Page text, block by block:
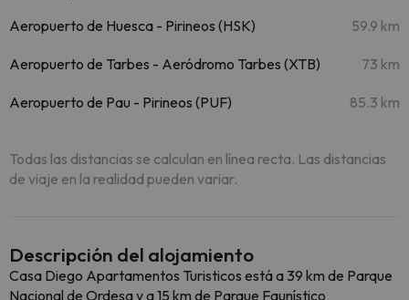
Aeropuerto de Huesca - Pirineos (HSK) 59.9 km
Aeropuerto de Tarbes - Aeródromo Tarbes (XTB) 73 km
Aeropuerto de Pau - Pirineos (PUF) 85.3 km
Todas las distancias se calculan en línea recta. Las distancias
de viaje en la realidad pueden variar.
Descripción del alojamiento
Casa Diego Apartamentos Turisticos está a 39 km de Parque
Nacional de Ordesa y a 15 km de Parque Faunístico